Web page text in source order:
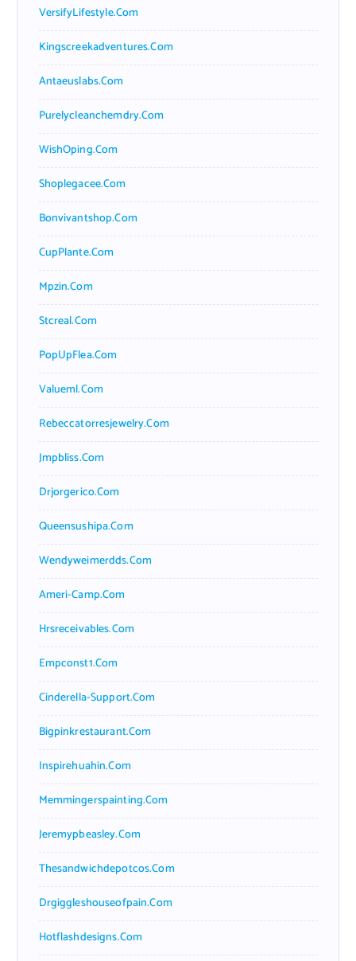
VersifyLifestyle.com
Kingscreekadventures.com
Antaeuslabs.com
Purelycleanchemdry.com
WishOping.com
Shoplegacee.com
Bonvivantshop.com
CupPlante.com
Mpzin.com
Stcreal.com
PopUpFlea.com
Valueml.com
Rebeccatorresjewelry.com
Jmpbliss.com
Drjorgerico.com
Queensushipa.com
Wendyweimerdds.com
Ameri-Camp.com
Hrsreceivables.com
Empconst1.com
Cinderella-Support.com
Bigpinkrestaurant.com
Inspirehuahin.com
Memmingerspainting.com
Jeremypbeasley.com
Thesandwichdepotcos.com
Drgiggleshouseofpain.com
Hotflashdesigns.com